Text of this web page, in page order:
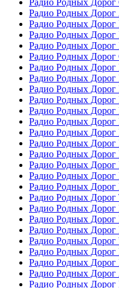
Радио Родных Дорог
Радио Родных Дорог
Радио Родных
Радио Родных Дорог
Радио Родных Дорог
Радио Родных
Радио Родных
Радио Родных Дорог
Радио Родных Дорог
Радио Родных Дорог
Радио Родных
Радио Родных
Радио Родных
Радио Родных
Радио Родных Дорог
Радио Родных
Радио Родных
Радио Родных
Радио Родных Дорог
Радио Родных
Радио Родных Дорог
Радио Родных Дорог
Радио Родных Дорог
Радио Родных Дорог
Радио Родных
Радио Родных Дорог
Радио Родных